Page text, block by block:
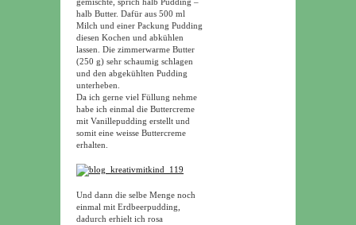
halb Butter. Dafür aus 500 ml
Milch und einer Packung Pudding
diesen Kochen und abkühlen
lassen. Die zimmerwarme Butter
(250 g) sehr schaumig schlagen
und den abgekühlten Pudding
unterheben.
Da ich gerne viel Füllung nehme
habe ich einmal die Buttercreme
mit Vanillepudding erstellt und
somit eine weisse Buttercreme
erhalten.
Und dann die selbe Menge noch
einmal mit Erdbeerpudding,
dadurch erhielt ich rosa